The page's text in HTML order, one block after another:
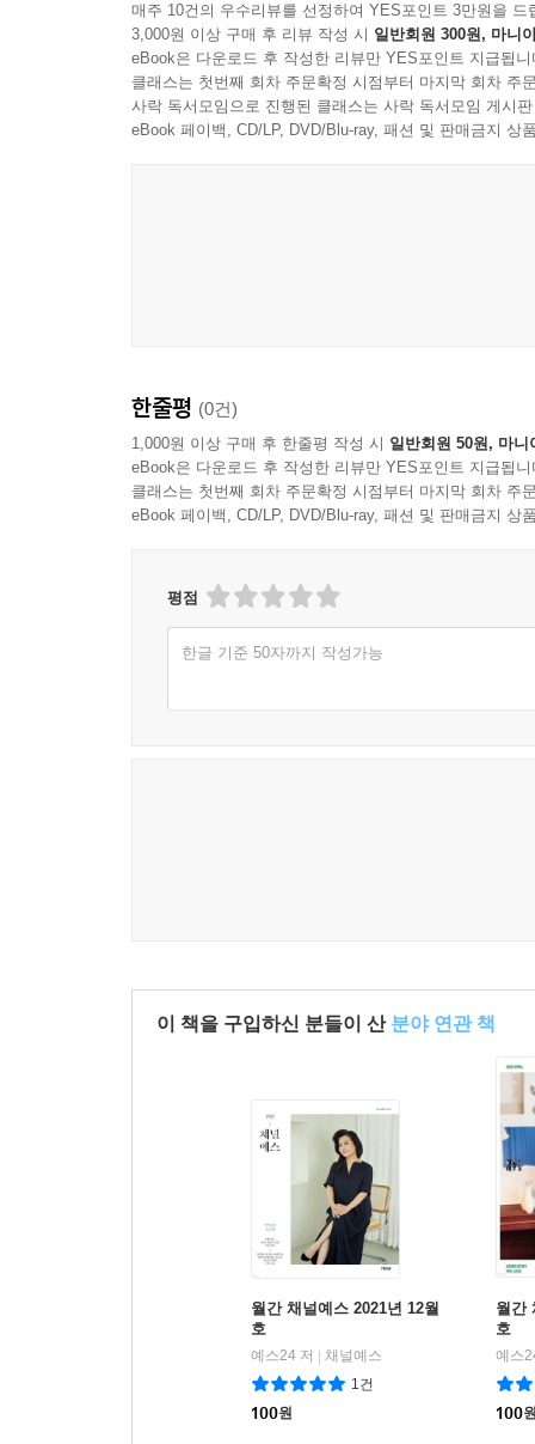
86 김민해의 책 옷 입히기_어린이날에는 어린이 책
90 예스24 브랜드 리뉴얼_새로 바뀐 YES24 BI 스
94 빅 데이터로 본 북 트렌드_’사십춘기’ VS ‘새출발’
96 판권의 뒷면_말랑말랑한 아기 얼굴 같은 책
매주 10건의 우수리뷰를 선정하여 YES포인트 3만원을 드
3,000원 이상 구매 후 리뷰 작성 시 일반회원 300원, 마니
eBook은 다운로드 후 작성한 리뷰만 YES포인트 지급됩니
클래스는 첫번째 회차 주문확정 시점부터 마지막 회차 주
사락 독서모임으로 진행된 클래스는 사락 독서모임 게시
eBook 페이백, CD/LP, DVD/Blu-ray, 패션 및 판매금지 상
한줄평 (0건)
1,000원 이상 구매 후 한줄평 작성 시 일반회원 50원, 마니
eBook은 다운로드 후 작성한 리뷰만 YES포인트 지급됩니
클래스는 첫번째 회차 주문확정 시점부터 마지막 회차 주
eBook 페이백, CD/LP, DVD/Blu-ray, 패션 및 판매금지 상
평점
한글 기준 50자까지 작성가능
이 책을 구입하신 분들이 산 분야 연관 책
월간 채널예스 2021년 12월
호
예스24 저
채널예스
1건
100원
월간
호
예스
100